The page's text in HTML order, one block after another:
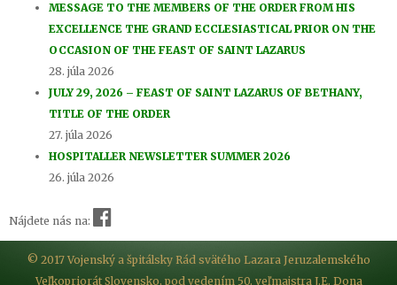
MESSAGE TO THE MEMBERS OF THE ORDER FROM HIS
EXCELLENCE THE GRAND ECCLESIASTICAL PRIOR ON THE
OCCASION OF THE FEAST OF SAINT LAZARUS
28. júla 2026
JULY 29, 2026 – FEAST OF SAINT LAZARUS OF BETHANY,
TITLE OF THE ORDER
27. júla 2026
HOSPITALLER NEWSLETTER SUMMER 2026
26. júla 2026
Nájdete nás na:
© 2017 Vojenský a špitálsky Rád svätého Lazara Jeruzalemského
Veľkopriorát Slovensko, pod vedením 50. veľmajstra J.E. Dona